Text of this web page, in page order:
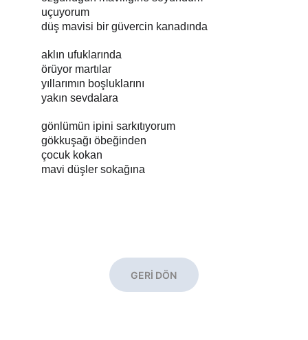
uçuyorum
düş mavisi bir güvercin kanadında
aklın ufuklarında
örüyor martılar
yıllarımın boşluklarını
yakın sevdalara
gönlümün ipini sarkıtıyorum
gökkuşağı öbeğinden
çocuk kokan
mavi düşler sokağına
GERİ DÖN